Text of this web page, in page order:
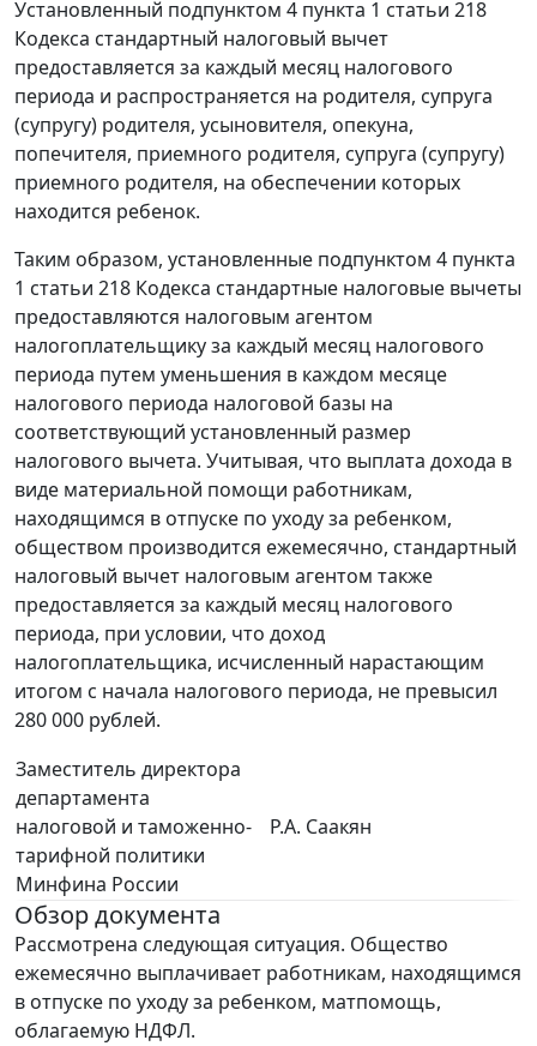
Установленный подпунктом 4 пункта 1 статьи 218
Кодекса стандартный налоговый вычет
предоставляется за каждый месяц налогового
периода и распространяется на родителя, супруга
(супругу) родителя, усыновителя, опекуна,
попечителя, приемного родителя, супруга (супругу)
приемного родителя, на обеспечении которых
находится ребенок.
Таким образом, установленные подпунктом 4 пункта
1 статьи 218 Кодекса стандартные налоговые вычеты
предоставляются налоговым агентом
налогоплательщику за каждый месяц налогового
периода путем уменьшения в каждом месяце
налогового периода налоговой базы на
соответствующий установленный размер
налогового вычета. Учитывая, что выплата дохода в
виде материальной помощи работникам,
находящимся в отпуске по уходу за ребенком,
обществом производится ежемесячно, стандартный
налоговый вычет налоговым агентом также
предоставляется за каждый месяц налогового
периода, при условии, что доход
налогоплательщика, исчисленный нарастающим
итогом с начала налогового периода, не превысил
280 000 рублей.
Заместитель директора
департамента
налоговой и таможенно-
тарифной политики
Минфина России
Р.А. Саакян
Обзор документа
Рассмотрена следующая ситуация. Общество
ежемесячно выплачивает работникам, находящимся
в отпуске по уходу за ребенком, матпомощь,
облагаемую НДФЛ.